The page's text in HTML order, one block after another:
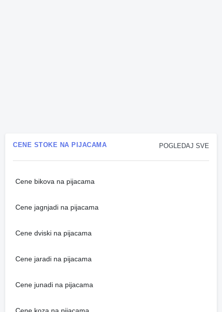
POGLEDAJ SVE
CENE STOKE NA PIJACAMA
Cene bikova na pijacama
Cene jagnjadi na pijacama
Cene dviski na pijacama
Cene jaradi na pijacama
Cene junadi na pijacama